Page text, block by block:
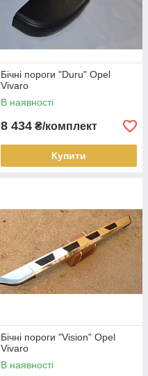
Бічні пороги "Duru" Opel
Vivaro
В наявності
8 434 ₴/комплект
Купити
Бічні пороги "Vision" Opel
Vivaro
В наявності